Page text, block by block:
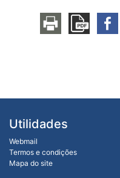
Utilidades
Webmail
Termos e condições
Mapa do site